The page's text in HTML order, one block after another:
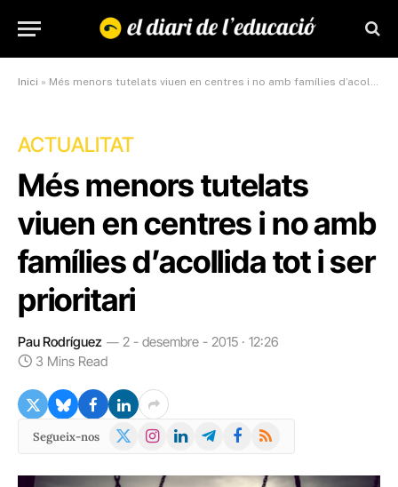
Inici » Més menors tutelats viuen en centres i no amb famílies d’acollida tot i ser prioritari
ACTUALITAT
Més menors tutelats
viuen en centres i no amb
famílies d’acollida tot i ser
prioritari
Pau Rodríguez
2 - desembre - 2015 · 12:26
3 Mins Read
Segueix-nos
X
Instagram
LinkedInTelegramFacebook
RSS